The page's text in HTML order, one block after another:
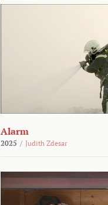
Alarm
2025 / Judith Zdesar